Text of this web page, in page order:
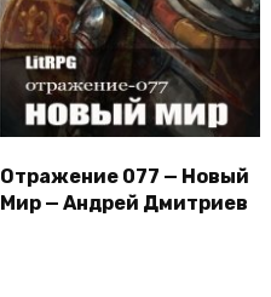
Отражение 077 — Новый
Мир — Андрей Дмитриев